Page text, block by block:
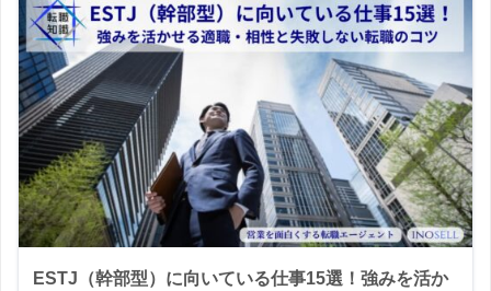
ESTJ（幹部型）に向いている仕事15選！強みを活か